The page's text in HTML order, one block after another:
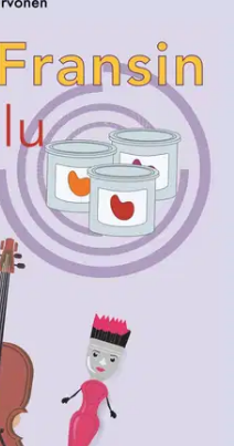
maalipurkkien arvoitus
suunnattu oppikirja. Kirja
opiskeluun.
Fransin matkaa ympäri
taidemusiikin lisäksi
ja sellon rooliin
improvisaatio- ja
värejä apuna
Kirja soveltuu
itseopiskeluun esimerkiksi